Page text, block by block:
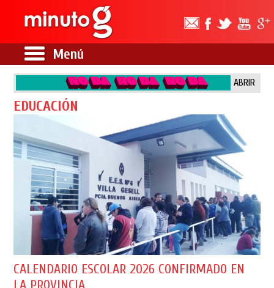
Menú
ABRIR
EDUCACIÓN
CALENDARIO ESCOLAR 2026 CONFIRMADO EN
LA PROVINCIA